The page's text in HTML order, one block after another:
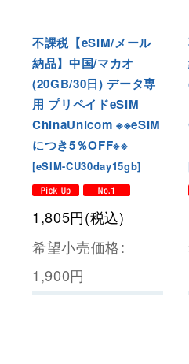
不課税【eSIM/メール
納品】中国/マカオ
(20GB/30日) データ専
用 プリペイドeSIM
ChinaUnicom ※※eSIM
につき5％OFF※※
[eSIM-CU30day15gb]
1,805円(税込)
希望小売価格:
1,900円